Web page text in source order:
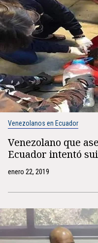
Venezolanos en Ecuador
Venezolano que
Ecuador intentó
enero 22, 2019